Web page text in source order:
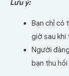
Lưu ý:
Bạn chỉ có
giờ sau khi
Người
bạn thu